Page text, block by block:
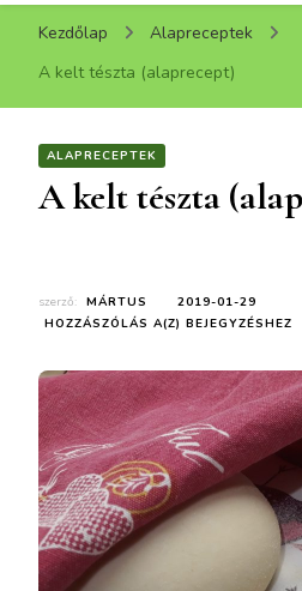
Kezdőlap
Alapreceptek
A kelt tészta (alaprecept)
ALAPRECEPTEK
A kelt tészta
szerző: MÁRTUS
2019-01-29
HOZZÁSZÓLÁS A(Z) A
(ALAPRECEPT)
BEJEGYZÉSHEZ